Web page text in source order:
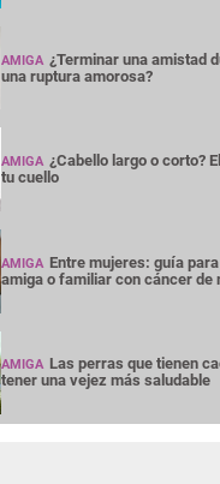
AMIGA ¿Terminar una amistad
una ruptura amorosa?
AMIGA ¿Cabello largo o corto?
tu cuello
AMIGA Entre mujeres: guía
amiga o familiar con cáncer de
AMIGA Las perras que tienen
tener una vejez más saludable